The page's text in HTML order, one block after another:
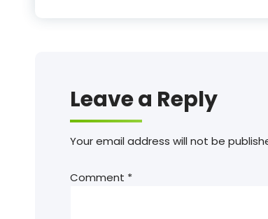
Leave a Reply
Your email address will not be
Comment *